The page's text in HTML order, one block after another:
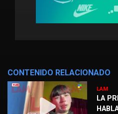
CONTENIDO RELACIONADO
LAM
LA